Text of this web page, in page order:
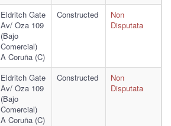
Eldritch Gate
Av/ Oza 109
(Bajo
Comercial)
A Coruña (C)
Constructed
Non
Disputata
Eldritch Gate
Av/ Oza 109
(Bajo
Comercial)
A Coruña (C)
Constructed
Non
Disputata